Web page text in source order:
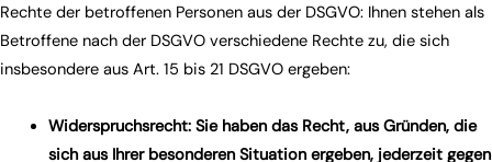
Rechte der betroffenen Personen aus der DSGVO: Ihnen stehen als
Betroffene nach der DSGVO verschiedene Rechte zu, die sich
insbesondere aus Art. 15 bis 21 DSGVO ergeben:
Widerspruchsrecht: Sie haben das Recht, aus Gründen, die
sich aus Ihrer besonderen Situation ergeben, jederzeit gegen